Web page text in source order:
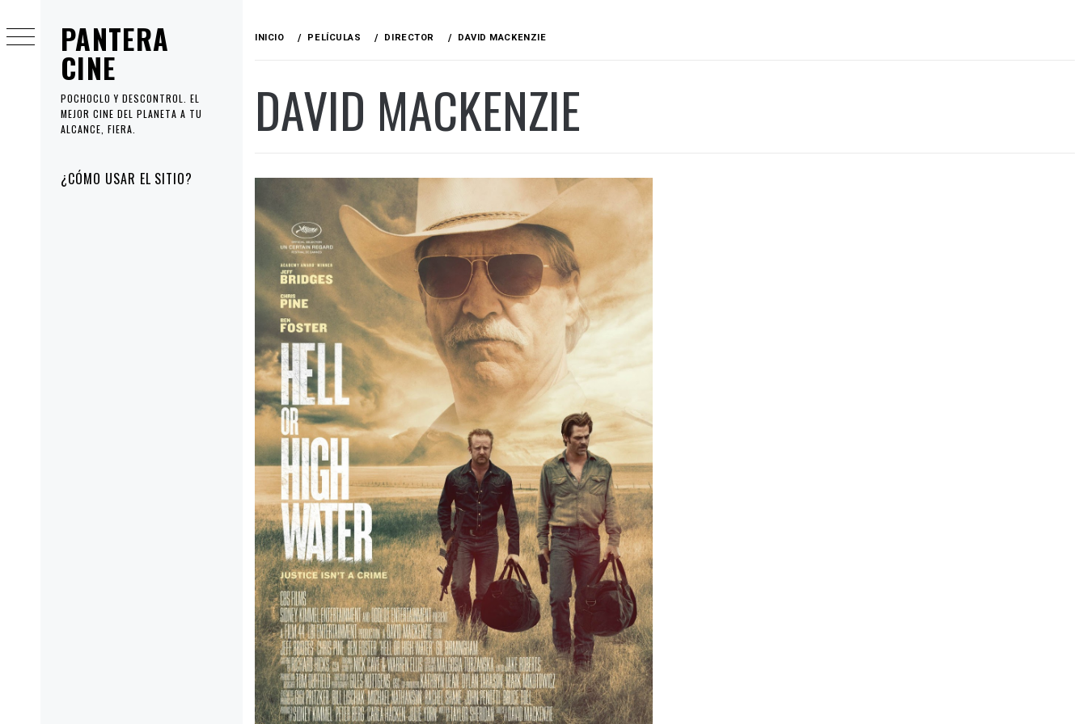
PANTERA
CINE
POCHOCLO Y DESCONTROL. EL
MEJOR CINE DEL PLANETA A TU
ALCANCE, FIERA.
principal
¿CÓMO USAR EL SITIO?
al
contenido
INICIO PELÍCULAS DIRECTOR DAVID MACKENZIE
DAVID MACKENZIE